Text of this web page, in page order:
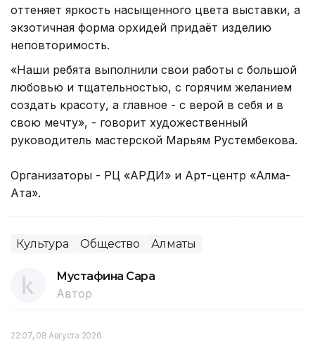
оттеняет яркость насыщенного цвета выставки, а
экзотичная форма орхидей придаёт изделию
неповторимость.
«Наши ребята выполнили свои работы с большой
любовью и тщательностью, с горячим желанием
создать красоту, а главное - с верой в себя и в
свою мечту», - говорит художественный
руководитель мастерской Марьям Рустембекова.
Организаторы - РЦ «АРДИ» и Арт-центр «Алма-
Ата».
Культура Общество Алматы
Мустафина Сара
Автор
22:07, 08 Августа 2026